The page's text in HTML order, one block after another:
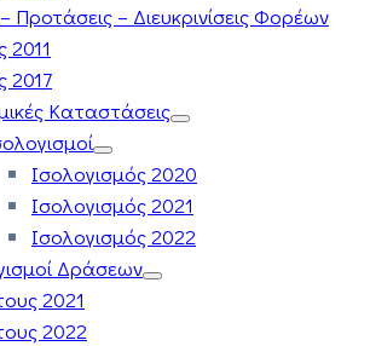
Προτάσεις – Διευκρινίσεις Φορέων
2011
2017
Καταστάσεις
Ισολογισμός 2020
Ισολογισμός 2021
Ισολογισμός 2022
Δράσεων
2021
2022